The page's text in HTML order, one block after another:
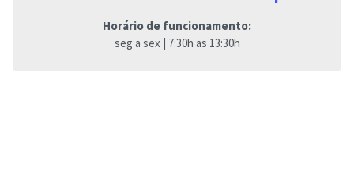
Horário de funcionamento:
seg a sex | 7:30h as 13:30h